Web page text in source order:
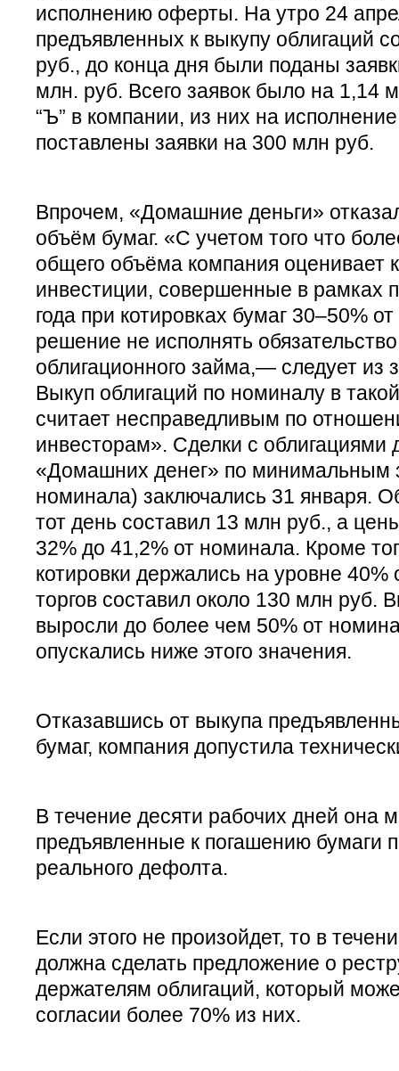
исполнению оферты. На утро 24
предъявленных к выкупу облигаций
руб., до конца дня были поданы
млн. руб. Всего заявок было на 1,14
“Ъ” в компании, из них на
поставлены заявки на 300 млн руб.
Впрочем, «Домашние деньги»
объём бумаг. «С учетом того что
общего объёма компания оценивает
инвестиции, совершенные в рамках
года при котировках бумаг 30–50%
решение не исполнять
облигационного займа,— следует из
Выкуп облигаций по номиналу в
считает несправедливым по
инвесторам». Сделки с облигациями
«Домашних денег» по минимальным
номинала) заключались 31 января.
тот день составил 13 млн руб., а
32% до 41,2% от номинала. Кроме
котировки держались на уровне
торгов составил около 130 млн руб.
выросли до более чем 50% от
опускались ниже этого значения.
Отказавшись от выкупа
бумаг, компания допустила
В течение десяти рабочих дней она
предъявленные к погашению бумаги
реального дефолта.
Если этого не произойдет, то в
должна сделать предложение о
держателям облигаций, который
согласии более 70% из них.